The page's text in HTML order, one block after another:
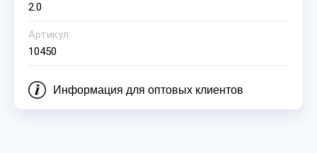
2.0
Артикул:
10450
Информация для оптовых клиентов